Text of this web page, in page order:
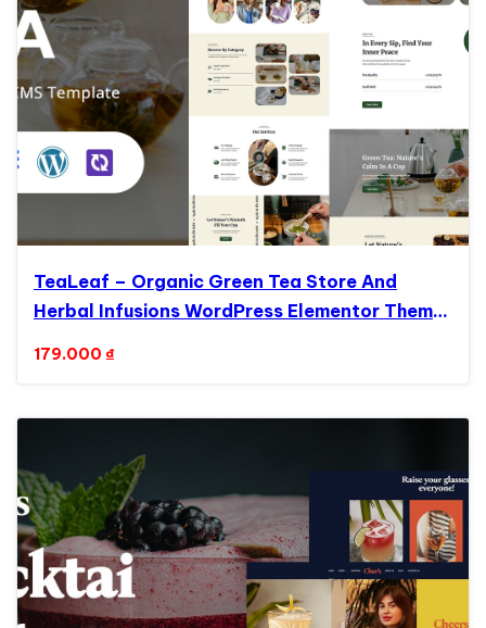
TeaLeaf – Organic Green Tea Store And
Herbal Infusions WordPress Elementor Theme
179.000 ₫